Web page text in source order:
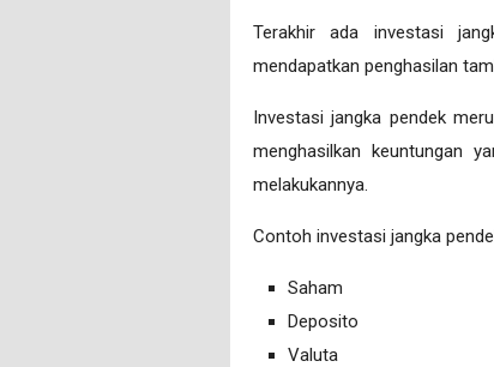
Terakhir ada investasi
mendapatkan penghasilan
Investasi jangka pendek
menghasilkan keuntungan
melakukannya.
Contoh investasi jangka
Saham
Deposito
Valuta